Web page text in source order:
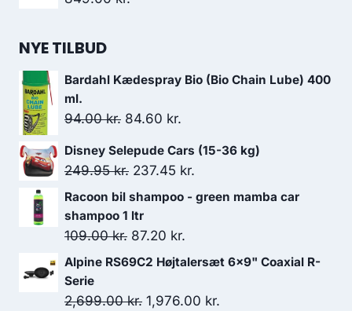
NYE TILBUD
Bardahl Kædespray Bio (Bio Chain Lube) 400
ml.
94.00kr. Den
pris
94.00 kr..
84.60 kr.
pris
84.60 kr..
Disney Selepude Cars (15-36 kg)
249.95kr. Den
oprindelige
pris
var:
249.95 kr..
237.45 kr.
aktuelle
237.45 kr..
Racoon bil shampoo - green mamba car
shampoo 1 ltr
109.00kr. Den
oprindelige
var:
87.20 kr.
aktuelle
er:
Alpine RS69C2 Højtalersæt 6x9" Coaxial R-
Serie
2,699.00kr. Den
1,976.00 kr.